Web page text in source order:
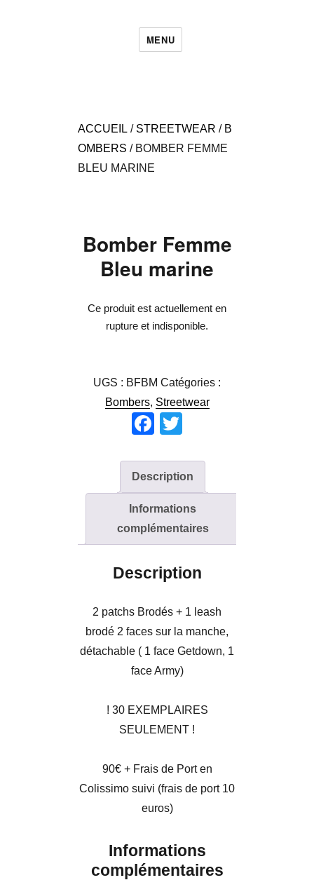
MENU
ACCUEIL / STREETWEAR / B
OMBERS / BOMBER FEMME
BLEU MARINE
Bomber Femme
Bleu marine
Ce produit est actuellement en
rupture et indisponible.
UGS : BFBM Catégories :
Bombers, Streetwear
F
c
e
b
o
k
tt
er
Description
Informations
complémentaires
Description
2 patchs Brodés + 1 leash
brodé 2 faces sur la manche,
détachable ( 1 face Getdown, 1
face Army)
! 30 EXEMPLAIRES
SEULEMENT !
90€ + Frais de Port en
Colissimo suivi (frais de port 10
euros)
Informations
complémentaires